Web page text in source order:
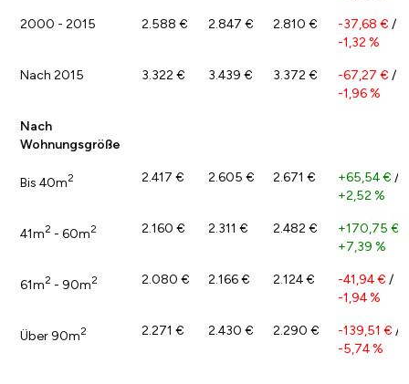
2000 - 2015 2.588 € 2.847 € 2.810 € -37,68 € /
-1,32 %
Nach 2015 3.322 € 3.439 € 3.372 € -67,27 € /
-1,96 %
Nach
Wohnungsgröße
Bis 40m2 2.417 € 2.605 € 2.671 € +65,54 € /
+2,52 %
41m2 - 60m2 2.160 € 2.311 € 2.482 € +170,75 €
+7,39 %
61m2 - 90m2 2.080 € 2.166 € 2.124 € -41,94 € /
-1,94 %
Über 90m2 2.271 € 2.430 € 2.290 € -139,51 € /
-5,74 %